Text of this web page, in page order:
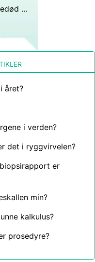
Var virkelig hithendran hjernedød på Apollo sykehus?
året?
i verden?
det i ryggvirvelen?
er
min?
kalkulus?
prosedyre?